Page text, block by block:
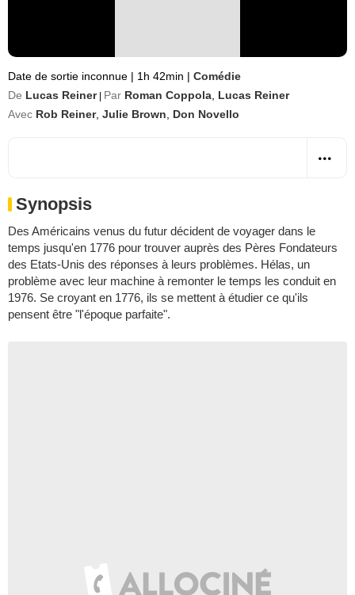
Date de sortie inconnue | 1h 42min | Comédie
De Lucas Reiner Par Roman Coppola Lucas Reiner
Avec Rob Reiner, Julie Brown Don Novello
Synopsis
Des Américains venus du futur décident de voyager dans le
temps jusqu'en 1776 pour trouver auprès des Pères Fondateurs
des Etats-Unis des réponses à leurs problèmes. Hélas, un
problème avec leur machine à remonter le temps les conduit en
1976. Se croyant en 1776, ils se mettent à étudier ce qu'ils
pensent être "l'époque parfaite".